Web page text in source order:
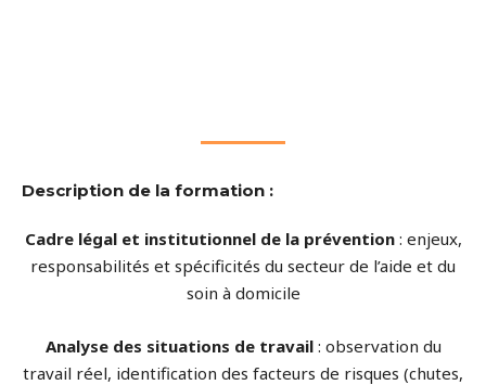
Description de la formation :
Cadre légal et institutionnel de la prévention: enjeux,
responsabilités et spécificités du secteur de l’aide et du
soin à domicile
Analyse des situations de travail: observation du
travail réel, identification des facteurs de risques (chutes,